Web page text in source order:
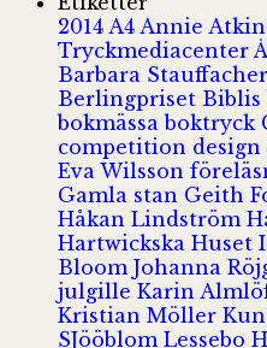
2014 A4 Annie
Tryckmediacenter
Barbara
Berlingpriset Biblis
bokmässaboktryck
competition design
Eva Wilsson
Gamla stan Geith
Håkan Lindström
Hartwickska Huset
Bloom Johanna
julgille Karin
Kristian Möller
SJööblom Lessebo